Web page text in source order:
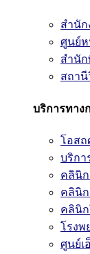
สำนัก
ศูนย์ห
สำนั
สถานี
บริการทาง
โอสถ
บริกา
คลินิ
คลินิ
คลินิ
โรงพ
ศูนย์เ